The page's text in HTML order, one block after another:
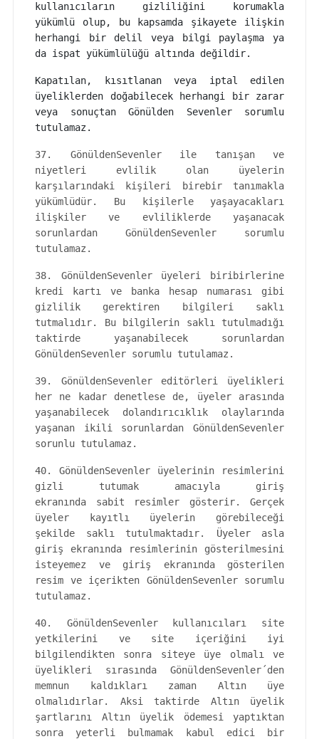
kullanıcıların gizliliğini korumakla
yükümlü olup, bu kapsamda şikayete ilişkin
herhangi bir delil veya bilgi paylaşma ya
da ispat yükümlülüğü altında değildir.
Kapatılan, kısıtlanan veya iptal edilen
üyeliklerden doğabilecek herhangi bir zarar
veya sonuçtan Gönülden Sevenler sorumlu
tutulamaz.
37. GönüldenSevenler ile tanışan ve
niyetleri evlilik olan üyelerin
karşılarındaki kişileri birebir tanımakla
yükümlüdür. Bu kişilerle yaşayacakları
ilişkiler ve evliliklerde yaşanacak
sorunlardan GönüldenSevenler sorumlu
tutulamaz.
38. GönüldenSevenler üyeleri biribirlerine
kredi kartı ve banka hesap numarası gibi
gizlilik gerektiren bilgileri saklı
tutmalıdır. Bu bilgilerin saklı tutulmadığı
taktirde yaşanabilecek sorunlardan
GönüldenSevenler sorumlu tutulamaz.
39. GönüldenSevenler editörleri üyelikleri
her ne kadar denetlese de, üyeler arasında
yaşanabilecek dolandırıcıklık olaylarında
yaşanan ikili sorunlardan GönüldenSevenler
sorunlu tutulamaz.
40. GönüldenSevenler üyelerinin resimlerini
gizli tutumak amacıyla giriş
ekranında sabit resimler gösterir. Gerçek
üyeler kayıtlı üyelerin görebileceği
şekilde saklı tutulmaktadır. Üyeler asla
giriş ekranında resimlerinin gösterilmesini
isteyemez ve giriş ekranında gösterilen
resim ve içerikten GönüldenSevenler sorumlu
tutulamaz.
40. GönüldenSevenler kullanıcıları site
yetkilerini ve site içeriğini iyi
bilgilendikten sonra siteye üye olmalı ve
üyelikleri sırasında GönüldenSevenler´den
memnun kaldıkları zaman Altın üye
olmalıdırlar. Aksi taktirde Altın üyelik
şartlarını Altın üyelik ödemesi yaptıktan
sonra yeterli bulmamak kabul edici bir